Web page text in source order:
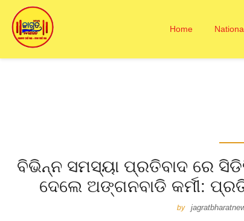
Home
ବିଭିନ୍ନ ସମସ୍ୟା ପ୍ରତିବାଦ ରେ
ଦେଲେ ଅଙ୍ଗନବାଡି କର୍ମୀ:
by